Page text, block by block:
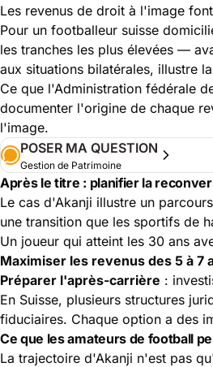
Les revenus de droit à l'image
Pour un footballeur suisse
les tranches les plus élevées —
aux situations bilatérales, illustre
Ce que l'Administration fédérale
documenter l'origine de chaque
l'image.
POSER MA QUESTION
Gestion de Patrimoine
Après le titre : planifier la
Le cas d'Akanji illustre un
une transition que les sportifs de
Un joueur qui atteint les 30 ans
Maximiser les revenus des 5 à
Préparer l'après-carrière :
En Suisse, plusieurs structures
fiduciaires. Chaque option a des
Ce que les amateurs de football
La trajectoire d'Akanji n'est pas